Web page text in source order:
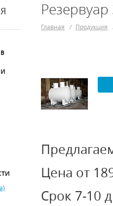
Главная / Продукция
Цена от
Срок 7-10